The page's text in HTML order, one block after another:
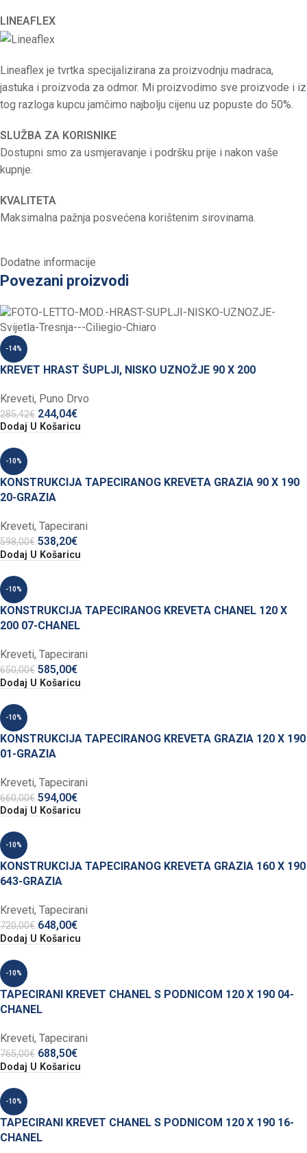
LINEAFLEX
Lineaflex je tvrtka specijalizirana za proizvodnju madraca,
jastuka i proizvoda za odmor. Mi proizvodimo sve proizvode i iz
tog razloga kupcu jamčimo najbolju cijenu uz popuste do 50%.
SLUŽBA ZA KORISNIKE
Dostupni smo za usmjeravanje i podršku prije i nakon vaše
kupnje.
KVALITETA
Maksimalna pažnja posvećena korištenim sirovinama.
Dodatne informacije
Povezani proizvodi
-14%
KREVET HRAST ŠUPLJI, NISKO UZNOŽJE 90 X 200
Kreveti, Puno Drvo
285,42€ 244,04€
Dodaj U Košaricu
-10%
KONSTRUKCIJA TAPECIRANOG KREVETA GRAZIA 90 X 190
20-GRAZIA
Kreveti, Tapecirani
598,00€ 538,20€
Dodaj U Košaricu
-10%
KONSTRUKCIJA TAPECIRANOG KREVETA CHANEL 120 X
200 07-CHANEL
Kreveti, Tapecirani
650,00€ 585,00€
Dodaj U Košaricu
-10%
KONSTRUKCIJA TAPECIRANOG KREVETA GRAZIA 120 X 190
01-GRAZIA
Kreveti, Tapecirani
660,00€ 594,00€
Dodaj U Košaricu
-10%
KONSTRUKCIJA TAPECIRANOG KREVETA GRAZIA 160 X 190
643-GRAZIA
Kreveti, Tapecirani
720,00€ 648,00€
Dodaj U Košaricu
-10%
TAPECIRANI KREVET CHANEL S PODNICOM 120 X 190 04-
CHANEL
Kreveti, Tapecirani
765,00€ 688,50€
Dodaj U Košaricu
-10%
TAPECIRANI KREVET CHANEL S PODNICOM 120 X 190 16-
CHANEL